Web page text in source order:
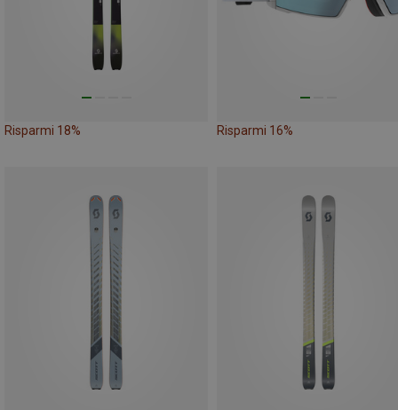
Risparmi 18% Risparmi 16%